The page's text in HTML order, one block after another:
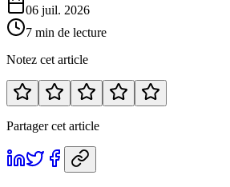
06 juil. 2026
7 min de lecture
Notez cet article
Partager cet article